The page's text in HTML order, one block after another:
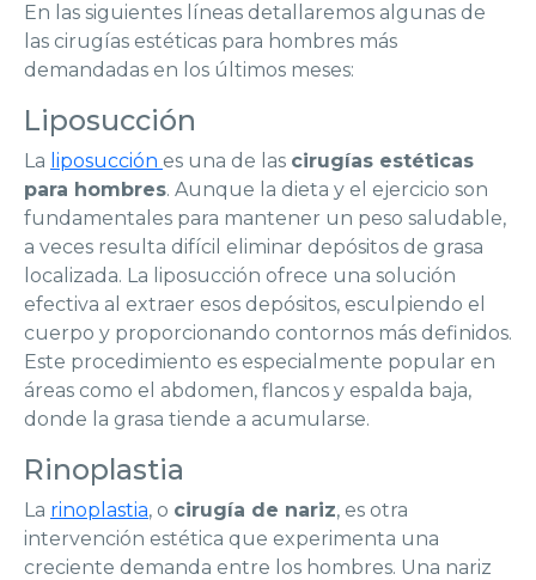
En las siguientes líneas detallaremos algunas de
las cirugías estéticas para hombres más
demandadas en los últimos meses:
Liposucción
La liposucción es una de las cirugías estéticas
para hombres. Aunque la dieta y el ejercicio son
fundamentales para mantener un peso saludable,
a veces resulta difícil eliminar depósitos de grasa
localizada. La liposucción ofrece una solución
efectiva al extraer esos depósitos, esculpiendo el
cuerpo y proporcionando contornos más definidos.
Este procedimiento es especialmente popular en
áreas como el abdomen, flancos y espalda baja,
donde la grasa tiende a acumularse.
Rinoplastia
La rinoplastia, o cirugía de nariz, es otra
intervención estética que experimenta una
creciente demanda entre los hombres. Una nariz